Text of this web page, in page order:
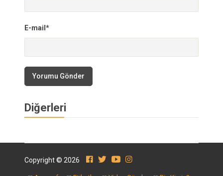
E-mail*
Yorumu Gönder
Diğerleri
Copyright © 2026